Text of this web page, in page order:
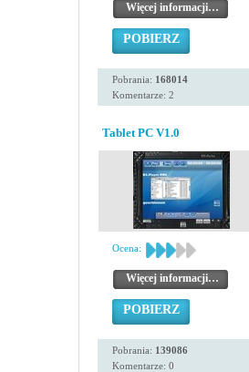
Więcej informacji…
POBIERZ
Pobrania: 168014
Komentarze: 2
Tablet PC V1.0
Ocena:
Więcej informacji…
POBIERZ
Pobrania: 139086
Komentarze: 0